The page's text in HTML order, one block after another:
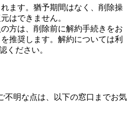
れます。猶予期間はなく、削除操
はできません。
方は、削除前に解約手続きをお
推奨します。解約については利
ください。
不明な点は、以下の窓口までお気